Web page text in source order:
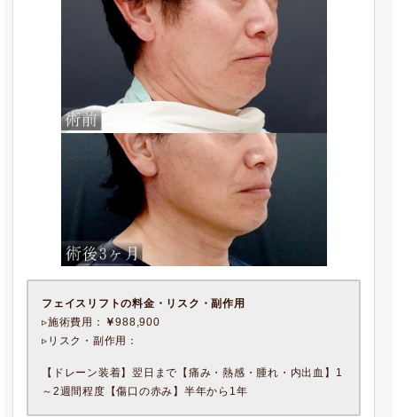
フェイスリフトの料金・リスク・副作用
▹施術費用：
￥988,900
▹リスク・副作用：
【ドレーン装着】翌日まで【痛み・熱感・腫れ・内出血】1
～2週間程度【傷口の赤み】半年から1年